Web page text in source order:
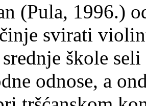
(Pula, 1996.)
svirati
škole
odnose, a